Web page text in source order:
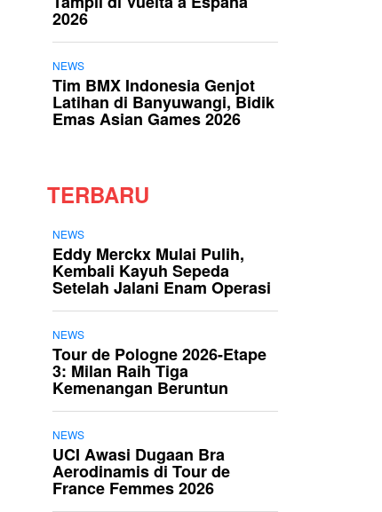
2026
NEWS
Tim BMX Indonesia Genjot
Latihan di Banyuwangi, Bidik
Emas Asian Games 2026
TERBARU
NEWS
Eddy Merckx Mulai Pulih,
Kembali Kayuh Sepeda
Setelah Jalani Enam Operasi
NEWS
Tour de Pologne 2026-Etape
3: Milan Raih Tiga
Kemenangan Beruntun
NEWS
UCI Awasi Dugaan Bra
Aerodinamis di Tour de
France Femmes 2026